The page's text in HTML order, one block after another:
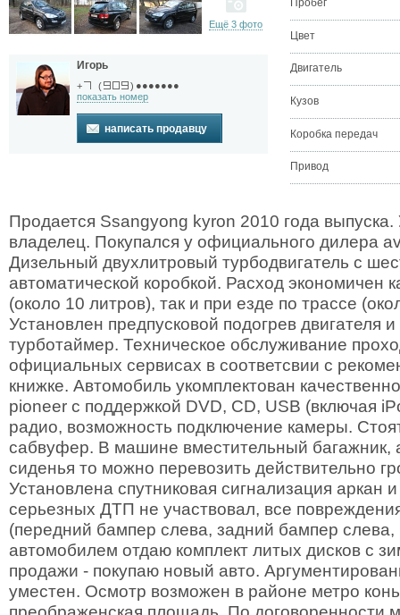
Ещё 3 фото
Игорь
+ ( ) ●●●●●●●
показать номер
написать продавцу
Пробег
Цвет
Двигатель
Кузов
Коробка передач
Привод
Продается Ssangyong kyron 2010 года
владелец. Покупался у официального дилера
Дизельный двухлитровый турбодвигатель с
автоматической коробкой. Расход экономичен
(около 10 литров), так и при езде по трассе
Установлен предпусковой подогрев двигателя
турботаймер. Техническое обслуживание
официальных сервисах в соответсвии с
книжке. Автомобиль укомплектован
pioneer с поддержкой DVD, CD, USB (включая
радио, возможность подключение камеры.
сабвуфер. В машине вместительный багажник,
сиденья то можно перевозить действительно
Установлена спутниковая сигнализация аркан
серьезных ДТП не участвовал, все
(передний бампер слева, задний бампер слева,
автомобилем отдаю комплект литых дисков с
продажи - покупаю новый авто.
уместен. Осмотр возможен в районе метро